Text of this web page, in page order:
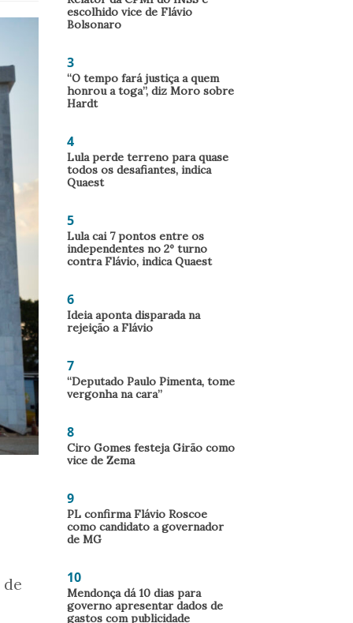
escolhido vice de Flávio
Bolsonaro
3
“O tempo fará justiça a quem
honrou a toga”, diz Moro sobre
Hardt
4
Lula perde terreno para quase
todos os desafiantes, indica
Quaest
5
Lula cai 7 pontos entre os
independentes no 2º turno
contra Flávio, indica Quaest
6
Ideia aponta disparada na
rejeição a Flávio
7
“Deputado Paulo Pimenta, tome
vergonha na cara”
8
Ciro Gomes festeja Girão como
vice de Zema
9
PL confirma Flávio Roscoe
como candidato a governador
de MG
10
Mendonça dá 10 dias para
governo apresentar dados de
gastos com publicidade